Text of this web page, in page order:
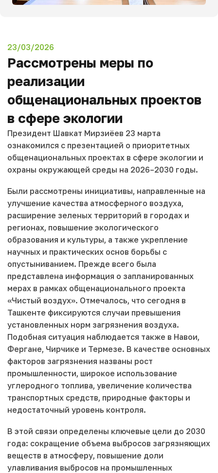
23/03/2026
Рассмотрены меры по
реализации
общенациональных проектов
в сфере экологии
Президент Шавкат Мирзиёев 23 марта
ознакомился с презентацией о приоритетных
общенациональных проектах в сфере экологии и
охраны окружающей среды на 2026–2030 годы.
Были рассмотрены инициативы, направленные на
улучшение качества атмосферного воздуха,
расширение зеленых территорий в городах и
регионах, повышение экологического
образования и культуры, а также укрепление
научных и практических основ борьбы с
опустыниванием. Прежде всего была
представлена информация о запланированных
мерах в рамках общенационального проекта
«Чистый воздух». Отмечалось, что сегодня в
Ташкенте фиксируются случаи превышения
установленных норм загрязнения воздуха.
Подобная ситуация наблюдается также в Навои,
Фергане, Чирчике и Термезе. В качестве основных
факторов загрязнения названы рост
промышленности, широкое использование
углеродного топлива, увеличение количества
транспортных средств, природные факторы и
недостаточный уровень контроля.
В этой связи определены ключевые цели до 2030
года: сокращение объема выбросов загрязняющих
веществ в атмосферу, повышение доли
улавливания выбросов на промышленных